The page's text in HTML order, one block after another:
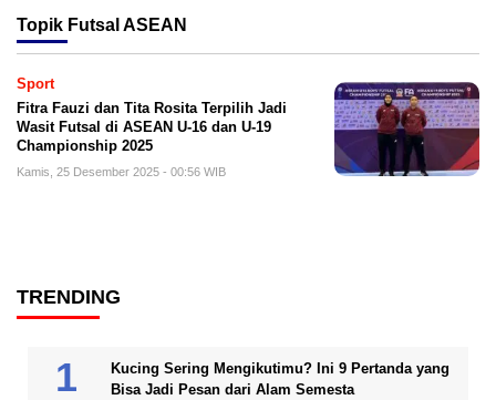
Topik Futsal ASEAN
Sport
Fitra Fauzi dan Tita Rosita Terpilih Jadi
Wasit Futsal di ASEAN U-16 dan U-19
Championship 2025
Kamis, 25 Desember 2025 - 00:56 WIB
TRENDING
Kucing Sering Mengikutimu? Ini 9 Pertanda yang
Bisa Jadi Pesan dari Alam Semesta